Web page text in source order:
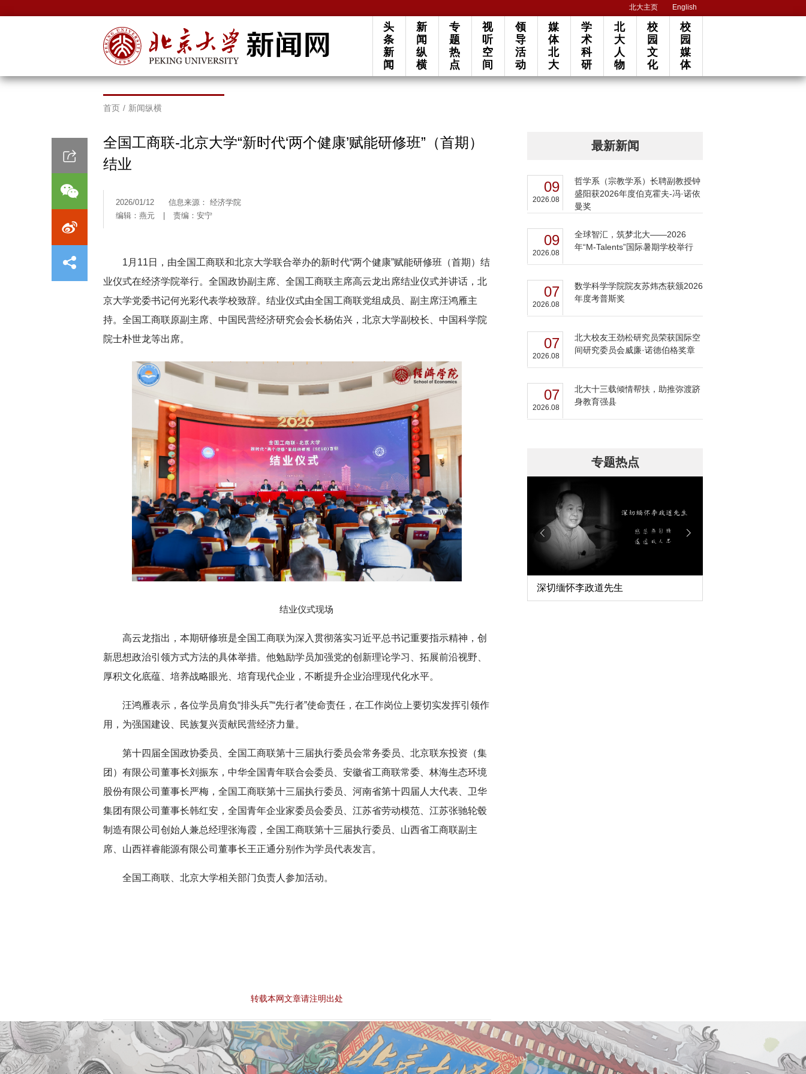
北大主页 English
头
条
新
闻
新
闻
纵
横
专
题
热
点
视
听
空
间
领
导
活
动
媒
体
北
大
学
术
科
研
北
大
人
物
校
园
文
化
校
园
媒
体
首页 / 新闻纵横
全国工商联-北京大学“新时代‘两个健康’赋能研修班”（首期）
结业
2026/01/12
信息来源： 经济学院
编辑：燕元
责编：安宁
1月11日，由全国工商联和北京大学联合举办的新时代“两个健康”赋能研修班（首期）结
业仪式在经济学院举行。全国政协副主席、全国工商联主席高云龙出席结业仪式并讲话，北
京大学党委书记何光彩代表学校致辞。结业仪式由全国工商联党组成员、副主席汪鸿雁主
持。全国工商联原副主席、中国民营经济研究会会长杨佑兴，北京大学副校长、中国科学院
院士朴世龙等出席。
结业仪式现场
高云龙指出，本期研修班是全国工商联为深入贯彻落实习近平总书记重要指示精神，创
新思想政治引领方式方法的具体举措。他勉励学员加强党的创新理论学习、拓展前沿视野、
厚积文化底蕴、培养战略眼光、培育现代企业，不断提升企业治理现代化水平。
汪鸿雁表示，各位学员肩负“排头兵”“先行者”使命责任，在工作岗位上要切实发挥引领作
用，为强国建设、民族复兴贡献民营经济力量。
第十四届全国政协委员、全国工商联第十三届执行委员会常务委员、北京联东投资（集
团）有限公司董事长刘振东，中华全国青年联合会委员、安徽省工商联常委、林海生态环境
股份有限公司董事长严梅，全国工商联第十三届执行委员、河南省第十四届人大代表、卫华
集团有限公司董事长韩红安，全国青年企业家委员会委员、江苏省劳动模范、江苏张驰轮毂
制造有限公司创始人兼总经理张海霞，全国工商联第十三届执行委员、山西省工商联副主
席、山西祥睿能源有限公司董事长王正通分别作为学员代表发言。
全国工商联、北京大学相关部门负责人参加活动。
转载本网文章请注明出处
最新新闻
09
2026.08
哲学系（宗教学系）长聘副教授钟
盛阳获2026年度伯克霍夫-冯·诺依
曼奖
09
2026.08
全球智汇，筑梦北大——2026
年“M-Talents”国际暑期学校举行
07
2026.08
数学科学学院院友苏炜杰获颁2026
年度考普斯奖
07
2026.08
北大校友王劲松研究员荣获国际空
间研究委员会威廉·诺德伯格奖章
07
2026.08
北大十三载倾情帮扶，助推弥渡跻
身教育强县
专题热点
深切缅怀李政道先生